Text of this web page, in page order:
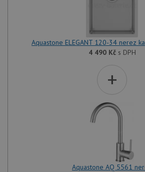
Aquastone ELEGANT 120-34 nerez
4 490 Kčs DPH
+
Aquastone AQ 5561